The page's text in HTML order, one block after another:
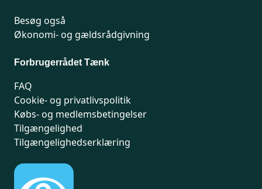
Besøg også
Økonomi- og gældsrådgivning
Forbrugerrådet Tænk
FAQ
Cookie- og privatlivspolitik
Købs- og medlemsbetingelser
Tilgængelighed
Tilgængelighedserklæring